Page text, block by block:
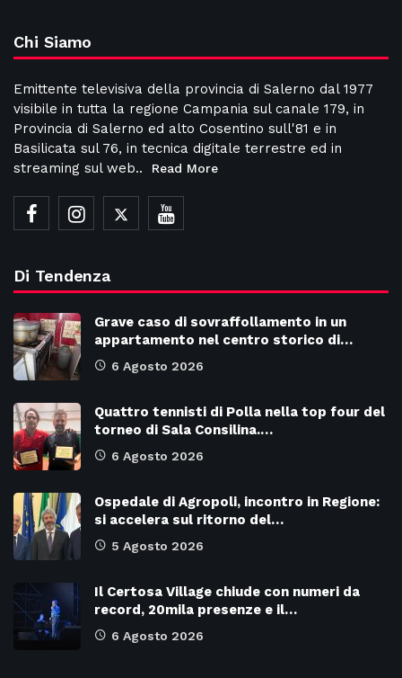
Chi Siamo
Emittente televisiva della provincia di Salerno dal 1977
visibile in tutta la regione Campania sul canale 179, in
Provincia di Salerno ed alto Cosentino sull'81 e in
Basilicata sul 76, in tecnica digitale terrestre ed in
streaming sul web..
Read More
Di Tendenza
Grave caso di sovraffollamento in un
appartamento nel centro storico di…
6 Agosto 2026
Quattro tennisti di Polla nella top four del
torneo di Sala Consilina.…
6 Agosto 2026
Ospedale di Agropoli, incontro in Regione:
si accelera sul ritorno del…
5 Agosto 2026
Il Certosa Village chiude con numeri da
record, 20mila presenze e il…
6 Agosto 2026